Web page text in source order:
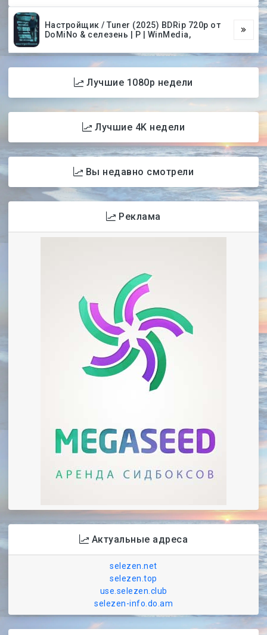
Настройщик / Tuner (2025) BDRip 720p от
DoMiNo & селезень | P | WinMedia,
Лучшие 1080p недели
Лучшие 4K недели
Вы недавно смотрели
Реклама
Актуальные адреса
selezen.net
selezen.top
use.selezen.club
selezen-info.do.am